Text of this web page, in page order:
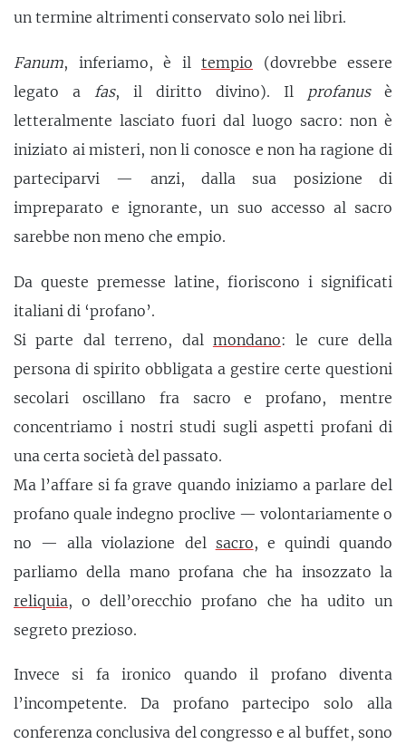
un termine altrimenti conservato solo nei libri.
Fanum, inferiamo, è il tempio (dovrebbe essere
legato a fas, il diritto divino). Il profanusè
letteralmente lasciato fuori dal luogo sacro: non è
iniziato ai misteri, non li conosce e non ha ragione di
parteciparvi — anzi, dalla sua posizione di
impreparato e ignorante, un suo accesso al sacro
sarebbe non meno che empio.
Da queste premesse latine, fioriscono i significati
italiani di ‘profano’.
Si parte dal terreno, dal mondano: le cure della
persona di spirito obbligata a gestire certe questioni
secolari oscillano fra sacro e profano, mentre
concentriamo i nostri studi sugli aspetti profani di
una certa società del passato.
Ma l’affare si fa grave quando iniziamo a parlare del
profano quale indegno proclive — volontariamente o
no — alla violazione del sacro, e quindi quando
parliamo della mano profana che ha insozzato la
reliquia, o dell’orecchio profano che ha udito un
segreto prezioso.
Invece si fa ironico quando il profano diventa
l’incompetente. Da profano partecipo solo alla
conferenza conclusiva del congresso e al buffet, sono